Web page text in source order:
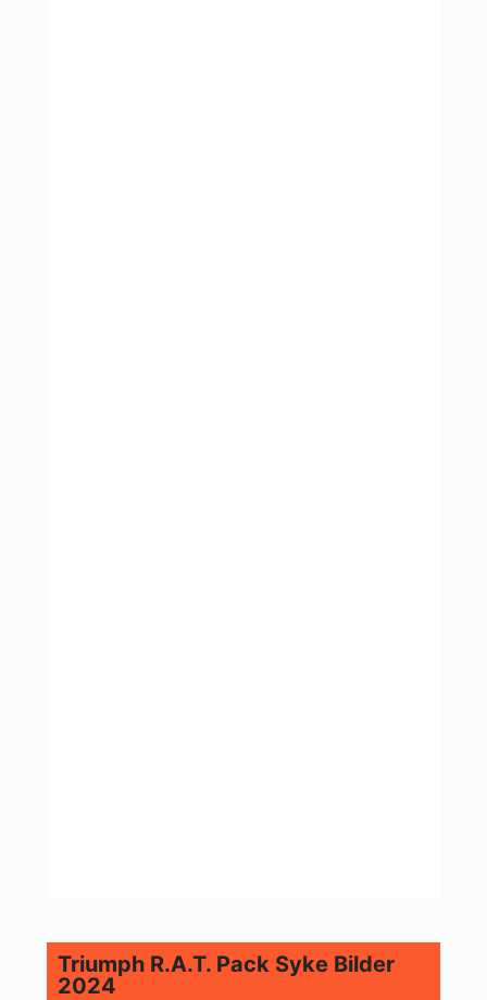
Triumph R.A.T. Pack Syke Bilder
2024